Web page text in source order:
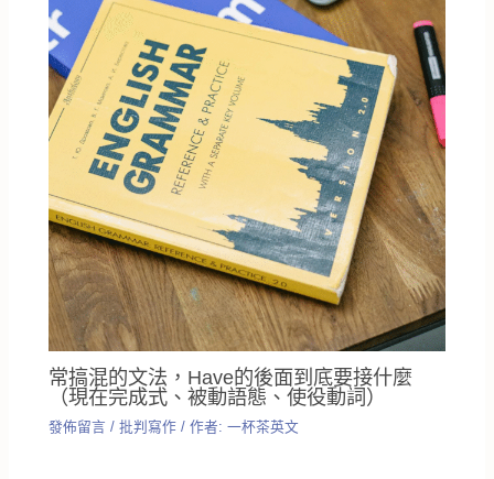
常搞混的文法，Have的後面到底要接什麼
（現在完成式、被動語態、使役動詞）
發佈留言 /批判寫作 / 作者:一杯茶英文